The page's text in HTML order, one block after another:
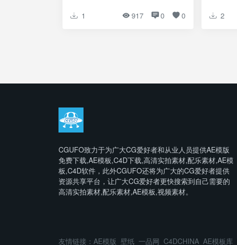
1 917 0 0 2
CGUFO致力于为广大CG爱好者和从业人员提供AE模版
免费下载,AE模板,C4D下载,高清实拍素材,配乐素材,AE模
板,C4D软件，此外CGUFO还将为广大的CG爱好者提供
资源共享平台，让广大CG爱好者更快搜索到自己需要的
高清实拍素材,配乐素材,AE模板,视频素材。
友情链接： AE模版 壁纸 一品网 C4DCHINA AE模板库